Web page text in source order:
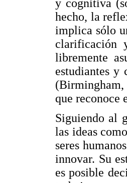
y cognitiva
hecho, la
implica sólo
clarificación
libremente
estudiantes y
(Birmingham,
que reconoce
Siguiendo al
las ideas
seres
innovar. Su
es posible